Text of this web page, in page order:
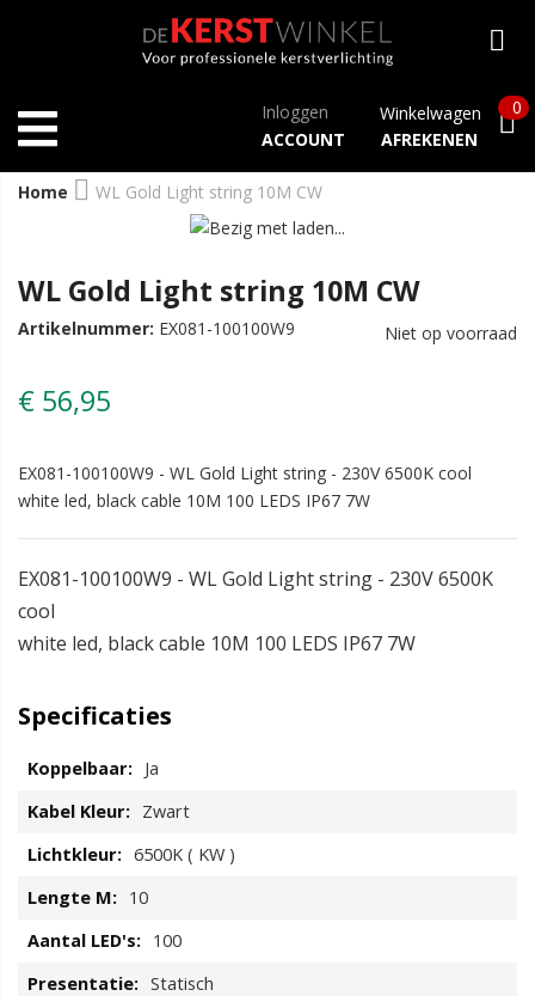
Inloggen
ACCOUNT
Winkelwagen
AFREKENEN
0
Home WL Gold Light string 10M CW
WL Gold Light string 10M CW
Niet op voorraad
Artikelnummer: EX081-100100W9
€ 56,95
EX081-100100W9 - WL Gold Light string - 230V 6500K cool
white led, black cable 10M 100 LEDS IP67 7W
EX081-100100W9 - WL Gold Light string - 230V 6500K
cool
white led, black cable 10M 100 LEDS IP67 7W
Specificaties
Ja
Zwart
6500K ( KW )
10
100
Statisch